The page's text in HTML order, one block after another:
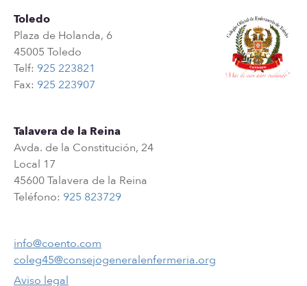
Toledo
Plaza de Holanda, 6
45005 Toledo
Telf: 925 223821
Fax: 925 223907
Talavera de la Reina
Avda. de la Constitución, 24
Local 17
45600 Talavera de la Reina
Teléfono: 925 823729
info@coento.com
coleg45@consejogeneralenfermeria.org
Aviso legal